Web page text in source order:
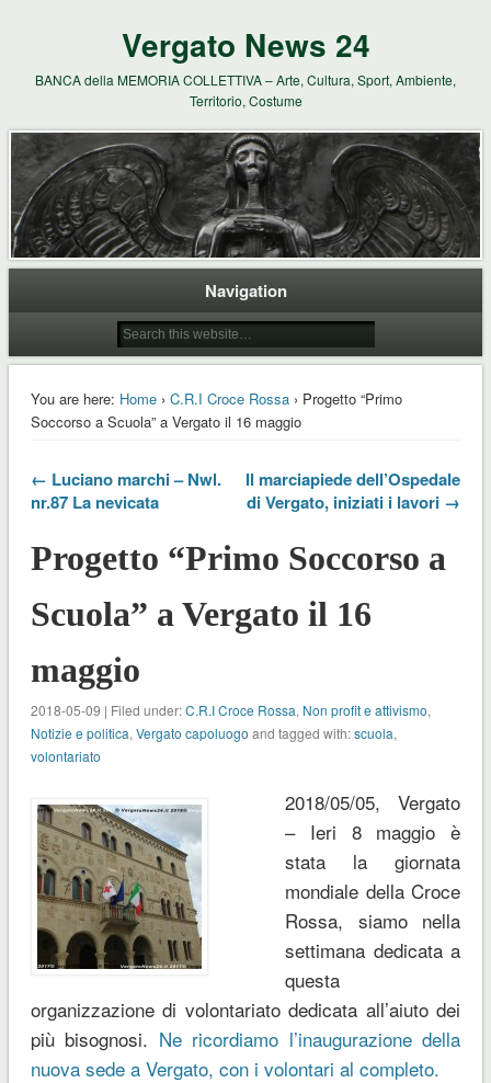
Vergato News 24
BANCA della MEMORIA COLLETTIVA – Arte, Cultura, Sport, Ambiente,
Territorio, Costume
Navigation
You are here: Home› C.R.I Croce Rossa› Progetto “Primo
Soccorso a Scuola” a Vergato il 16 maggio
← Luciano marchi – Nwl.
nr.87 La nevicata
Il marciapiede dell’Ospedale
di Vergato, iniziati i lavori →
Progetto “Primo Soccorso a
Scuola” a Vergato il 16
maggio
2018-05-09 | Filed under:C.R.I Croce Rossa, Non profit e attivismo,
Notizie e politica, Vergato capoluogo and tagged with:scuola,
volontariato
2018/05/05, Vergato
– Ieri 8 maggio è
stata la giornata
mondiale della Croce
Rossa, siamo nella
settimana dedicata a
questa
organizzazione di volontariato dedicata all’aiuto dei
più bisognosi. Ne ricordiamo l’inaugurazione della
nuova sede a Vergato, con i volontari al completo.